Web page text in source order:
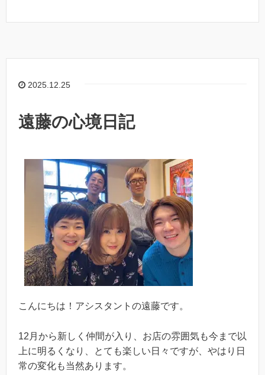
c
b
o
k
e
p
Li
2025.12.25
遠藤の心境日記
こんにちは！アシスタントの遠藤です。
12月から新しく仲間が入り、お店の雰囲気も今まで以
上に明るくなり、とても楽しい日々ですが、やはり日
常の変化も当然あります。